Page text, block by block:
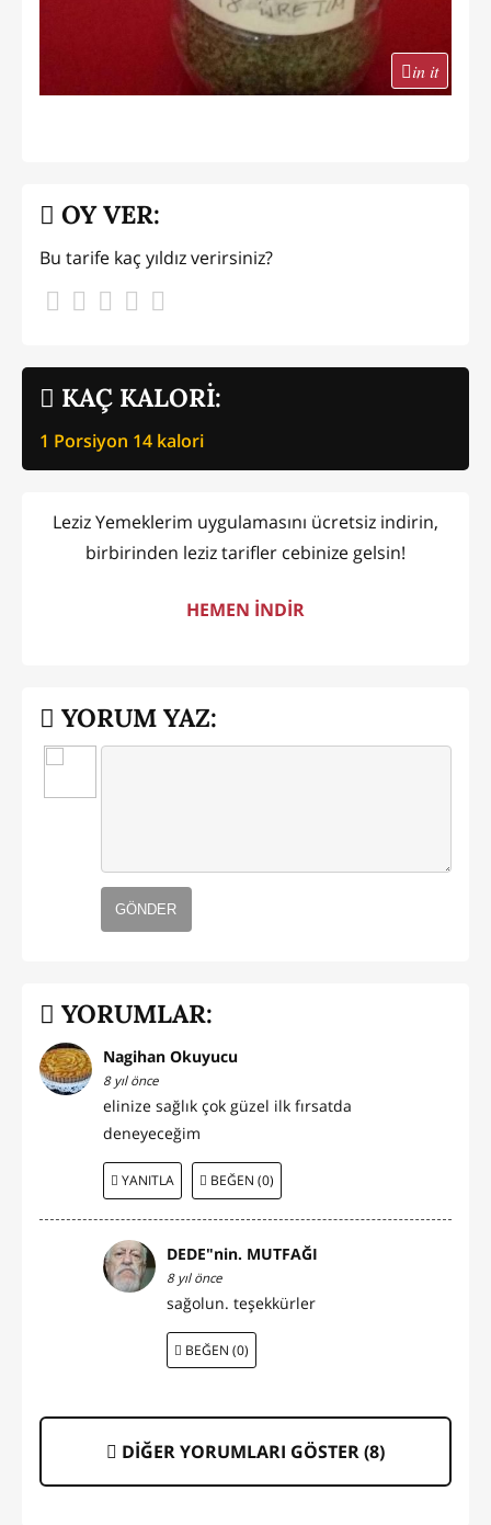
in it
KAÇ KALORİ:
1 Porsiyon 14 kalori
OY VER:
Bu tarife kaç yıldız verirsiniz?
Leziz Yemeklerim uygulamasını ücretsiz indirin,
birbirinden leziz tarifler cebinize gelsin!
HEMEN İNDİR
YORUM YAZ:
GÖNDER
YORUMLAR:
Nagihan Okuyucu
8 yıl önce
elinize sağlık çok güzel ilk fırsatda
deneyeceğim
YANITLA BEĞEN (0)
DEDE"nin. MUTFAĞI
8 yıl önce
sağolun. teşekkürler
BEĞEN (0)
DİĞER YORUMLARI GÖSTER (8)